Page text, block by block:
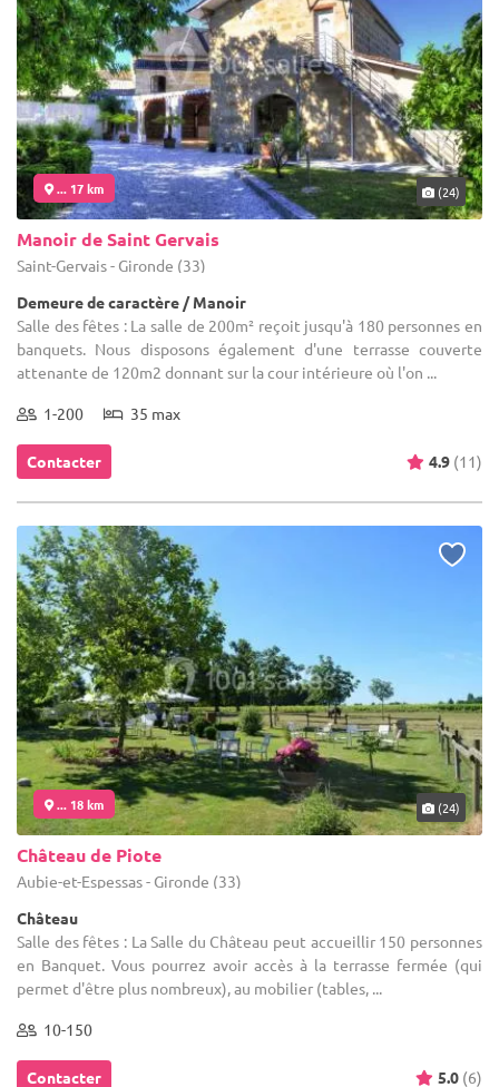
... 17 km (24)
Manoir de Saint Gervais
Saint-Gervais - Gironde (33)
Demeure de caractère / Manoir
Salle des fêtes : La salle de 200m² reçoit jusqu'à 180 personnes en
banquets. Nous disposons également d'une terrasse couverte
attenante de 120m2 donnant sur la cour intérieure où l'on ...
1-200 35 max
Contacter 4.9 (11)
... 18 km (24)
Château de Piote
Aubie-et-Espessas - Gironde (33)
Château
Salle des fêtes : La Salle du Château peut accueillir 150 personnes
en Banquet. Vous pourrez avoir accès à la terrasse fermée (qui
permet d'être plus nombreux), au mobilier (tables, ...
10-150
Contacter 5.0 (6)